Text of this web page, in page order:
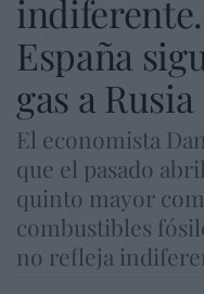
España
gas a Rusia
El economista
que el pasado
quinto mayor
combustibles
no refleja